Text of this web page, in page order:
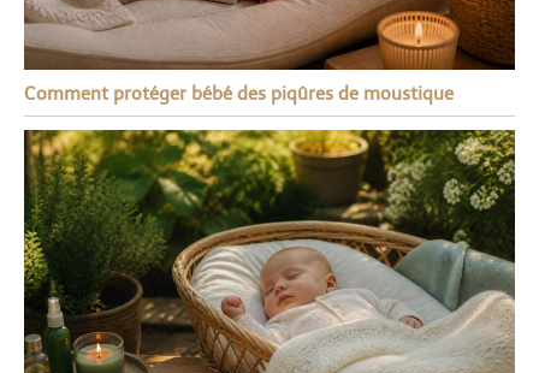
Comment protéger bébé des piqûres de moustique